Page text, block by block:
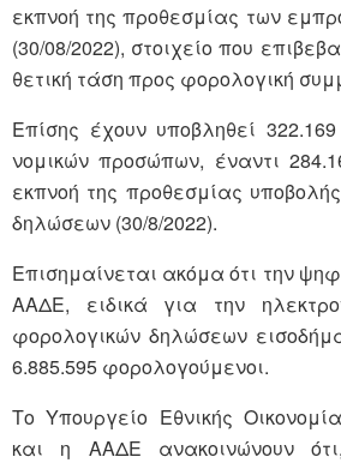
εκπνοή της προθεσμίας των
(30/08/2022), στοιχείο που
θετική τάση προς φορολογική
Επίσης έχουν υποβληθεί
νομικών προσώπων, έναντι
εκπνοή της προθεσμίας
δηλώσεων (30/8/2022).
Επισημαίνεται ακόμα ότι την
ΑΑΔΕ, ειδικά για την
φορολογικών δηλώσεων
6.885.595 φορολογούμενοι.
Το Υπουργείο Εθνικής
και η ΑΑΔΕ ανακοινώνουν